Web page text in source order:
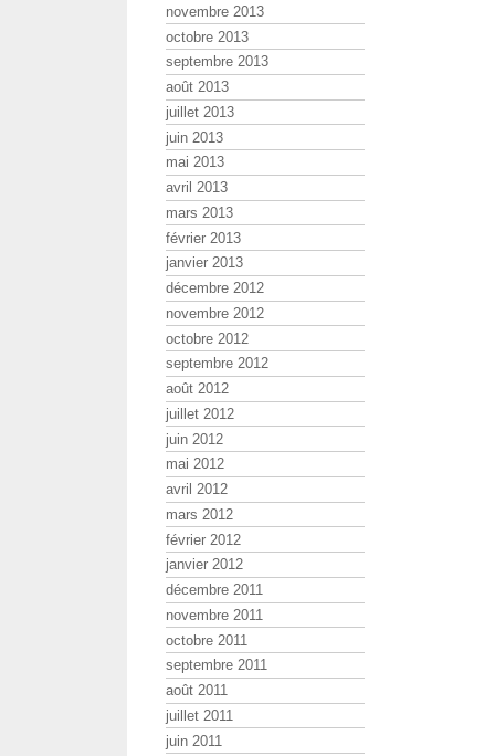
novembre 2013
octobre 2013
septembre 2013
août 2013
juillet 2013
juin 2013
mai 2013
avril 2013
mars 2013
février 2013
janvier 2013
décembre 2012
novembre 2012
octobre 2012
septembre 2012
août 2012
juillet 2012
juin 2012
mai 2012
avril 2012
mars 2012
février 2012
janvier 2012
décembre 2011
novembre 2011
octobre 2011
septembre 2011
août 2011
juillet 2011
juin 2011